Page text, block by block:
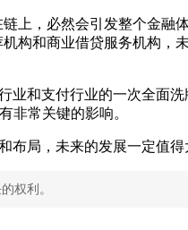
上，必然会引发整个金融
构和商业借贷服务机构，
业和支付行业的一次全面
非常关键的影响。
局，未来的发展一定值得
权利。